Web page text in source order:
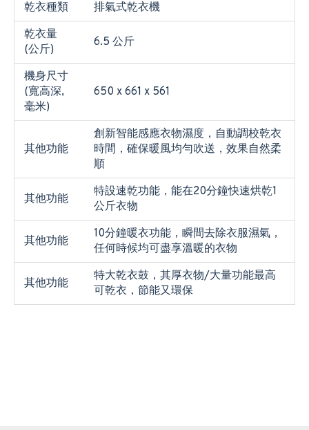
乾衣種類
排氣式乾衣機
乾衣量
(公斤)
6.5 公斤
機身尺寸
(寬高深,
毫米)
650 x 661 x 561
其他功能
創新智能感應衣物濕度，自動調校乾衣
時間，確保暖風均勻吹送，效果自然柔
順
其他功能
特設速乾功能，能在20分鐘快速烘乾1
公斤衣物
其他功能
10分鐘暖衣功能，瞬間去除衣服濕氣，
任何時候均可盡享溫暖的衣物
其他功能
特大乾衣鼓，其厚衣物/大量功能最高
可乾衣，節能又環保